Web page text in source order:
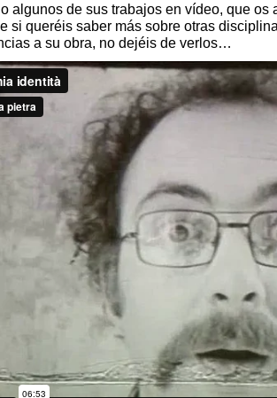
algunos de sus trabajos en vídeo, que os
si queréis saber más sobre otras
a su obra, no dejéis de verlos…